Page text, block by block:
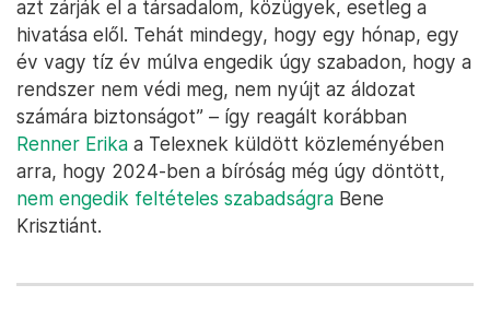
azt zárják el a társadalom, közügyek, esetleg a
hivatása elől. Tehát mindegy, hogy egy hónap, egy
év vagy tíz év múlva engedik úgy szabadon, hogy a
rendszer nem védi meg, nem nyújt az áldozat
számára biztonságot” – így reagált korábban
Renner Erika a Telexnek küldött közleményében
arra, hogy 2024-ben a bíróság még úgy döntött,
nem engedik feltételes szabadságra Bene
Krisztiánt.